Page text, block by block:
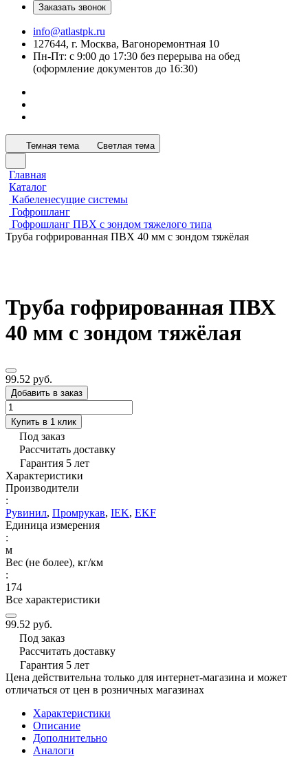
Заказать звонок
info@atlastpk.ru
127644, г. Москва, Вагоноремонтная 10
Пн-Пт: с 9:00 до 17:30 без перерыва на обед
(оформление документов до 16:30)
Темная тема Светлая тема
Главная
Каталог
Кабеленесущие системы
Гофрошланг
Гофрошланг ПВХ с зондом тяжелого типа
Труба гофрированная ПВХ 40 мм с зондом тяжёлая
Труба гофрированная ПВХ
40 мм с зондом тяжёлая
99.52 руб.
Добавить в заказ
Купить в 1 клик
Под заказ
Рассчитать доставку
Гарантия 5 лет
Характеристики
Производители
:
Рувинил, Промрукав, IEK, EKF
Единица измерения
:
м
Вес (не более), кг/км
:
174
Все характеристики
99.52 руб.
Под заказ
Рассчитать доставку
Гарантия 5 лет
Цена действительна только для интернет-магазина и может
отличаться от цен в розничных магазинах
Характеристики
Описание
Дополнительно
Аналоги